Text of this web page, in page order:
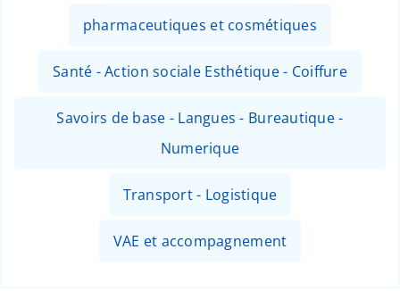
pharmaceutiques et cosmétiques
Santé - Action sociale Esthétique - Coiffure
Savoirs de base - Langues - Bureautique -
Numerique
Transport - Logistique
VAE et accompagnement